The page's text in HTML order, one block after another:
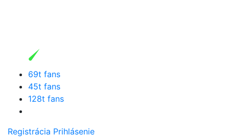
69t fans
45t fans
128t fans
Registrácia Prihlásenie